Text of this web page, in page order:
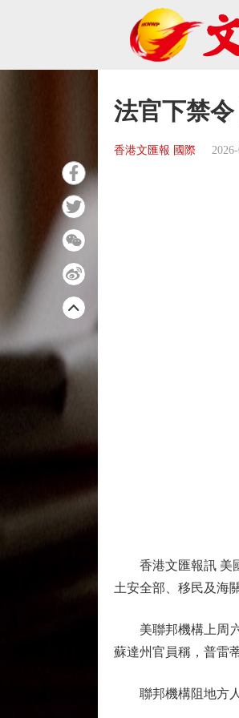
法官下禁
香港文匯報 國際
香港文匯報訊 美國
土安全部、移民及海
美聯邦機構上周六
蘇達州官員稱，普雷
聯邦機構阻地方